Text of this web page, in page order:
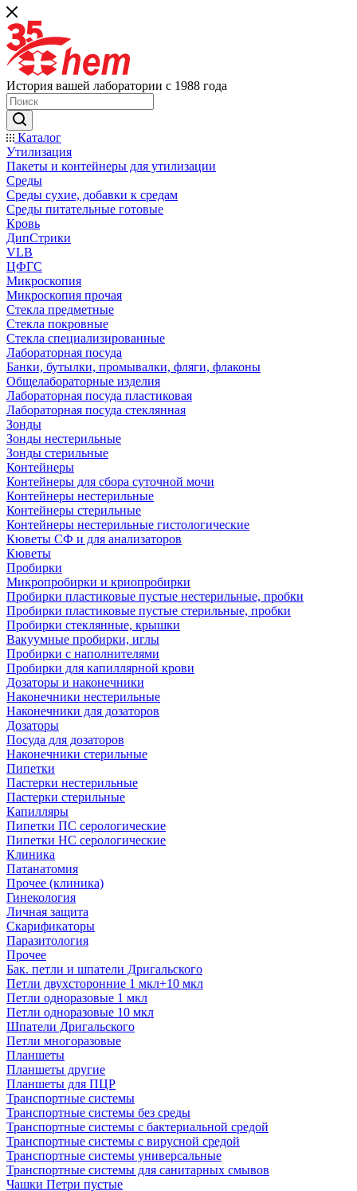
История вашей лаборатории с 1988 года
Каталог
Утилизация
Пакеты и контейнеры для утилизации
Среды
Среды сухие, добавки к средам
Среды питательные готовые
Кровь
ДипСтрики
VLB
ЦФГС
Микроскопия
Микроскопия прочая
Стекла предметные
Стекла покровные
Стекла специализированные
Лабораторная посуда
Банки, бутылки, промывалки, фляги, флаконы
Общелабораторные изделия
Лабораторная посуда пластиковая
Лабораторная посуда стеклянная
Зонды
Зонды нестерильные
Зонды стерильные
Контейнеры
Контейнеры для сбора суточной мочи
Контейнеры нестерильные
Контейнеры стерильные
Контейнеры нестерильные гистологические
Кюветы СФ и для анализаторов
Кюветы
Пробирки
Микропробирки и криопробирки
Пробирки пластиковые пустые нестерильные, пробки
Пробирки пластиковые пустые стерильные, пробки
Пробирки стеклянные, крышки
Вакуумные пробирки, иглы
Пробирки с наполнителями
Пробирки для капиллярной крови
Дозаторы и наконечники
Наконечники нестерильные
Наконечники для дозаторов
Дозаторы
Посуда для дозаторов
Наконечники стерильные
Пипетки
Пастерки нестерильные
Пастерки стерильные
Капилляры
Пипетки ПС серологические
Пипетки НС серологические
Клиника
Патанатомия
Прочее (клиника)
Гинекология
Личная защита
Скарификаторы
Паразитология
Прочее
Бак. петли и шпатели Дригальского
Петли двухсторонние 1 мкл+10 мкл
Петли одноразовые 1 мкл
Петли одноразовые 10 мкл
Шпатели Дригальского
Петли многоразовые
Планшеты
Планшеты другие
Планшеты для ПЦР
Транспортные системы
Транспортные системы без среды
Транспортные системы с бактериальной средой
Транспортные системы с вирусной средой
Транспортные системы универсальные
Транспортные системы для санитарных смывов
Чашки Петри пустые